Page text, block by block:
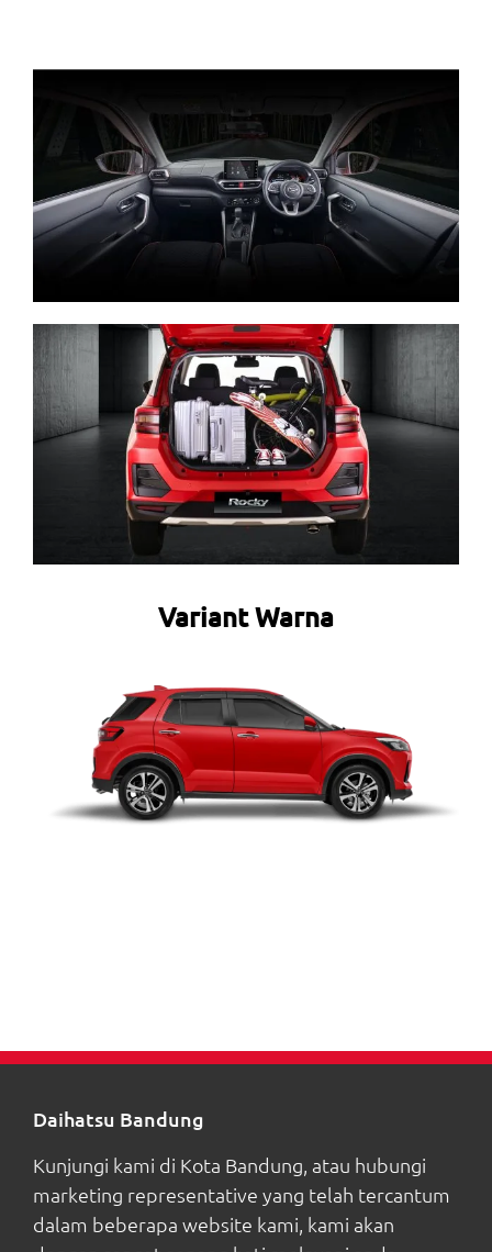
Variant Warna
Daihatsu Bandung
Kunjungi kami di Kota Bandung, atau hubungi
marketing representative yang telah tercantum
dalam beberapa website kami, kami akan